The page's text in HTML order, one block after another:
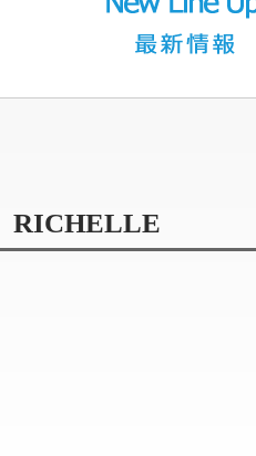
RICHELLE